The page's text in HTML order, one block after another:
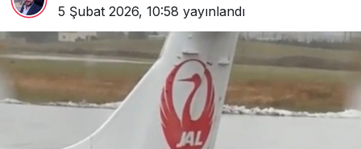
5 Şubat 2026, 10:58 yayınlandı